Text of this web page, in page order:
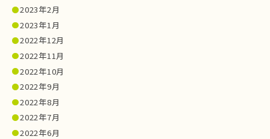
2023年2月
2023年1月
2022年12月
2022年11月
2022年10月
2022年9月
2022年8月
2022年7月
2022年6月